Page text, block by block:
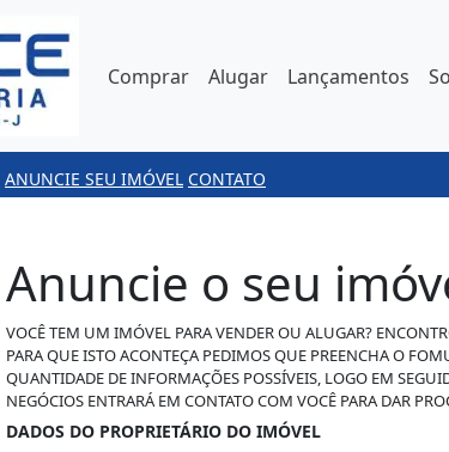
Comprar Alugar Lançamentos
ANUNCIE SEU IMÓVEL CONTATO
Anuncie o seu
VOCÊ TEM UM IMÓVEL PARA VENDER OU ALUGAR?
PARA QUE ISTO ACONTEÇA PEDIMOS QUE PREENCHA O
QUANTIDADE DE INFORMAÇÕES POSSÍVEIS, LOGO EM
NEGÓCIOS ENTRARÁ EM CONTATO COM VOCÊ PARA DAR
DADOS DO PROPRIETÁRIO DO IMÓVEL